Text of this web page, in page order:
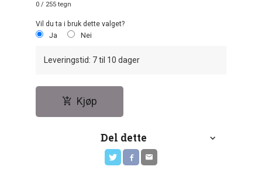
0 / 255 tegn
Vil du ta i bruk dette valget?
Ja
Nei
Leveringstid: 7 til 10 dager
Kjøp
Del dette